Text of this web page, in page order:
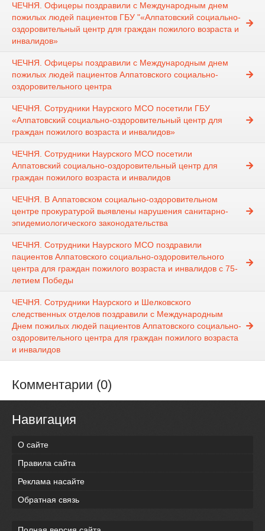
ЧЕЧНЯ. Офицеры поздравили с Международным днем
пожилых людей пациентов ГБУ "«Алпатовский социально-
оздоровительный центр для граждан пожилого возраста и
инвалидов»
ЧЕЧНЯ. Офицеры поздравили с Международным днем
пожилых людей пациентов Алпатовского социально-
оздоровительного центра
ЧЕЧНЯ. Сотрудники Наурского МСО посетили ГБУ
«Алпатовский социально-оздоровительный центр для
граждан пожилого возраста и инвалидов»
ЧЕЧНЯ. Сотрудники Наурского МСО посетили
Алпатовский социально-оздоровительный центр для
граждан пожилого возраста и инвалидов
ЧЕЧНЯ. В Алпатовском социально-оздоровительном
центре прокуратурой выявлены нарушения санитарно-
эпидемиологического законодательства
ЧЕЧНЯ. Сотрудники Наурского МСО поздравили
пациентов Алпатовского социально-оздоровительного
центра для граждан пожилого возраста и инвалидов с 75-
летием Победы
ЧЕЧНЯ. Сотрудники Наурского и Шелковского
следственных отделов поздравили с Международным
Днем пожилых людей пациентов Алпатовского социально-
оздоровительного центра для граждан пожилого возраста
и инвалидов
Комментарии (0)
Навигация
О сайте
Правила сайта
Реклама насайте
Обратная связь